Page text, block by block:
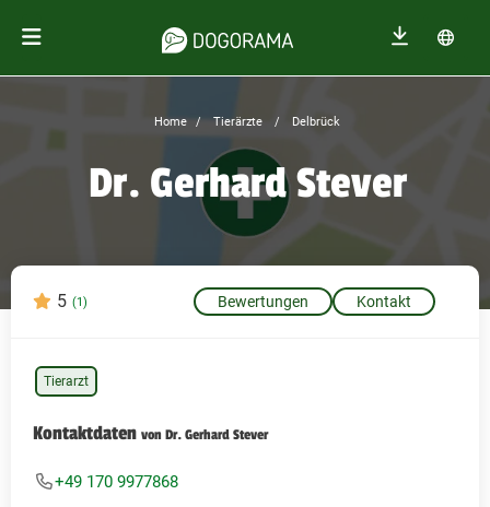
Home Tierärzte Delbrück
Dr. Gerhard Stever
5 (1) Bewertungen Kontakt
Tierarzt
Kontaktdaten von Dr. Gerhard Stever
+49 170 9977868